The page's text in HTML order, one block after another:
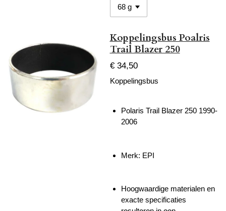
Koppelingsbus Poalris
Trail Blazer 250
€ 34,50
Koppelingsbus
Polaris Trail Blazer 250 1990-
2006
Merk: EPI
Hoogwaardige materialen en
exacte specificaties